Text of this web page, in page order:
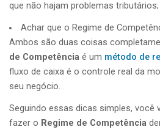
que não hajam problemas tributários;
Achar que o Regime de
Ambos são duas coisas
de Competência é um método de
fluxo de caixa é o controle real da
seu negócio.
Seguindo essas dicas simples, você
fazer o Regime de Competência